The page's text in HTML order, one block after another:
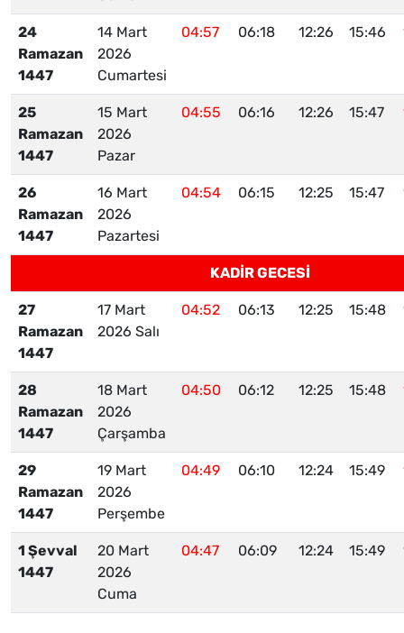
24
Ramazan
1447
14 Mart
2026
Cumartesi
04:57 06:18 12:26 15:46
25
Ramazan
1447
15 Mart
2026
Pazar
04:55 06:16 12:26 15:47
26
Ramazan
1447
16 Mart
2026
Pazartesi
04:54 06:15 12:25 15:47
KADİR GECESİ
27
Ramazan
1447
17 Mart
2026 Salı
04:52 06:13 12:25 15:48
28
Ramazan
1447
18 Mart
2026
Çarşamba
04:50 06:12 12:25 15:48
29
Ramazan
1447
19 Mart
2026
Perşembe
04:49 06:10 12:24 15:49
1 Şevval
1447
20 Mart
2026
Cuma
04:47 06:09 12:24 15:49